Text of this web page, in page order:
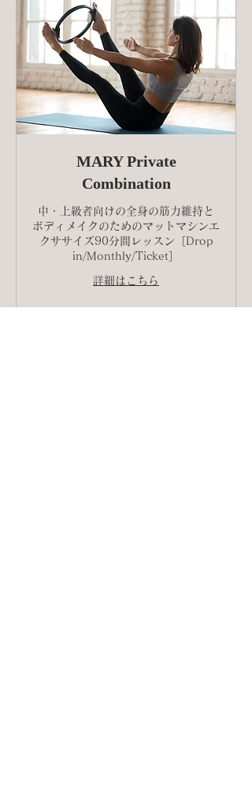
MARY Private
Combination
中・上級者向けの全身の筋力維持と
ボディメイクのためのマットマシンエ
クササイズ90分間レッスン［Drop
in/Monthly/Ticket］
詳細はこちら